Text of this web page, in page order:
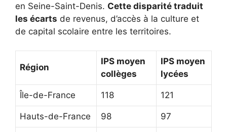
en Seine-Saint-Denis. Cette disparité traduit
les écarts de revenus, d’accès à la culture et
de capital scolaire entre les territoires.
Région
IPS moyen
collèges
IPS moyen
lycées
Île-de-France 118 121
Hauts-de-France 98 97